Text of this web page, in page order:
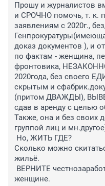
Прошу и журналистов
и СРОЧНО помочь, т. к.
заявлениям с 2020г.,
доказ документов ), и
по фактам - женщина,
фронтовика,
2020года, без своего
скрытым и
(притом ДВАЖДЫ),
сдав в аренду с целью
Также, она и без
группой лиц и
Но, ЖИТЬ ГДЕ?
Сколько можно
жильё.
ВЕРНИТЕ
женщине.